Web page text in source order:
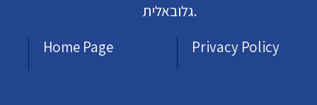
גלובאלית.
Home Page
Privacy Policy